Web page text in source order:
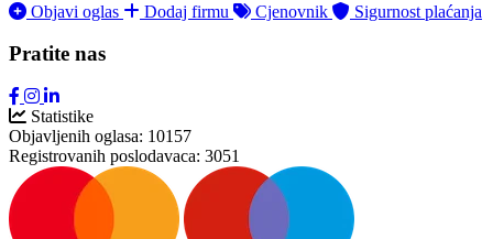
Objavi oglas Dodaj firmu Cjenovnik Sigurnost plaćanja
Pratite nas
Statistike
Objavljenih oglasa: 10157
Registrovanih poslodavaca: 3051